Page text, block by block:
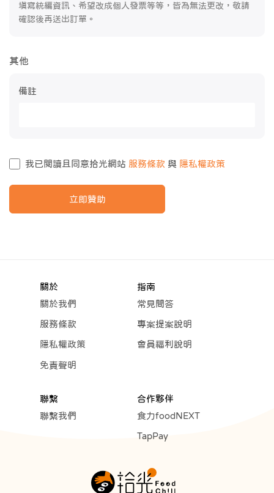
填寫統編資訊、希望改成個人發票等等，皆為無法更改，敬請
確認後再送出訂單。
其他
備註
我已閱讀且同意拾光網站 服務條款 與 隱私權政策
立即贊助
關於
關於我們
服務條款
隱私權政策
免責聲明
指南
常見問答
專案提案說明
會員福利說明
聯繫
聯繫我們
合作夥伴
食力foodNEXT
TapPay